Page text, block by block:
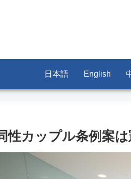
日本語 English
性カップル条例案